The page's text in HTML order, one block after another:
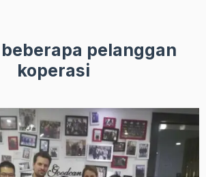
pelanggan
koperasi